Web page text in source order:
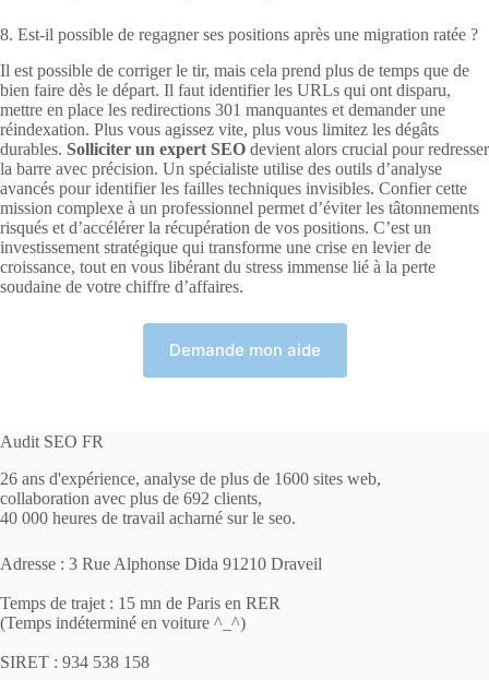
8. Est-il possible de regagner ses positions après une migration ratée ?
Il est possible de corriger le tir, mais cela prend plus de temps que de
bien faire dès le départ. Il faut identifier les URLs qui ont disparu,
mettre en place les redirections 301 manquantes et demander une
réindexation. Plus vous agissez vite, plus vous limitez les dégâts
durables. Solliciter un expert SEO devient alors crucial pour redresser
la barre avec précision. Un spécialiste utilise des outils d’analyse
avancés pour identifier les failles techniques invisibles. Confier cette
mission complexe à un professionnel permet d’éviter les tâtonnements
risqués et d’accélérer la récupération de vos positions. C’est un
investissement stratégique qui transforme une crise en levier de
croissance, tout en vous libérant du stress immense lié à la perte
soudaine de votre chiffre d’affaires.
Demande mon aide
Audit SEO FR
26 ans d'expérience, analyse de plus de 1600 sites web,
collaboration avec plus de 692 clients,
40 000 heures de travail acharné sur le seo.
Adresse : 3 Rue Alphonse Dida 91210 Draveil
Temps de trajet : 15 mn de Paris en RER
(Temps indéterminé en voiture ^_^)
SIRET : 934 538 158